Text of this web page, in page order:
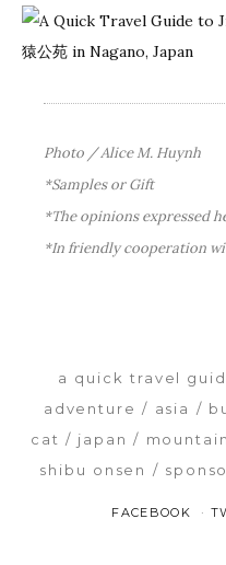
Photo / Alice M. Huynh
*Samples or Gift
*The opinions expressed
*In friendly cooperation
a quick travel
adventure
asia
cat
japan
shibu onsen
FACEBOOK